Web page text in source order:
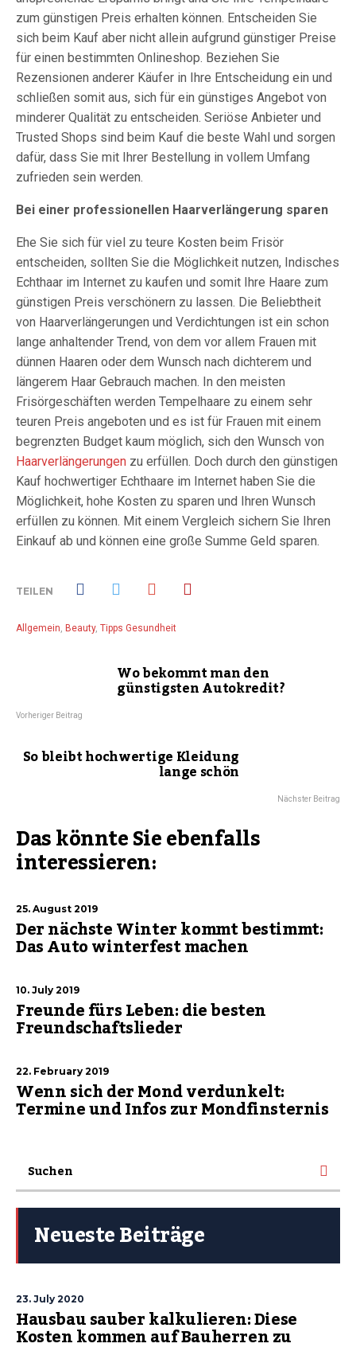
zum günstigen Preis erhalten können. Entscheiden Sie
sich beim Kauf aber nicht allein aufgrund günstiger Preise
für einen bestimmten Onlineshop. Beziehen Sie
Rezensionen anderer Käufer in Ihre Entscheidung ein und
schließen somit aus, sich für ein günstiges Angebot von
minderer Qualität zu entscheiden. Seriöse Anbieter und
Trusted Shops sind beim Kauf die beste Wahl und sorgen
dafür, dass Sie mit Ihrer Bestellung in vollem Umfang
zufrieden sein werden.
Bei einer professionellen Haarverlängerung sparen
Ehe Sie sich für viel zu teure Kosten beim Frisör
entscheiden, sollten Sie die Möglichkeit nutzen, Indisches
Echthaar im Internet zu kaufen und somit Ihre Haare zum
günstigen Preis verschönern zu lassen. Die Beliebtheit
von Haarverlängerungen und Verdichtungen ist ein schon
lange anhaltender Trend, von dem vor allem Frauen mit
dünnen Haaren oder dem Wunsch nach dichterem und
längerem Haar Gebrauch machen. In den meisten
Frisörgeschäften werden Tempelhaare zu einem sehr
teuren Preis angeboten und es ist für Frauen mit einem
begrenzten Budget kaum möglich, sich den Wunsch von
Haarverlängerungen zu erfüllen. Doch durch den günstigen
Kauf hochwertiger Echthaare im Internet haben Sie die
Möglichkeit, hohe Kosten zu sparen und Ihren Wunsch
erfüllen zu können. Mit einem Vergleich sichern Sie Ihren
Einkauf ab und können eine große Summe Geld sparen.
TEILEN
Allgemein, Beauty, Tipps Gesundheit
Wo bekommt man den
günstigsten Autokredit?
Vorheriger Beitrag
So bleibt hochwertige Kleidung
lange schön
Nächster Beitrag
Das könnte Sie ebenfalls
interessieren:
25. August 2019
Der nächste Winter kommt bestimmt:
Das Auto winterfest machen
10. July 2019
Freunde fürs Leben: die besten
Freundschaftslieder
22. February 2019
Wenn sich der Mond verdunkelt:
Termine und Infos zur Mondfinsternis
Neueste Beiträge
23. July 2020
Hausbau sauber kalkulieren: Diese
Kosten kommen auf Bauherren zu